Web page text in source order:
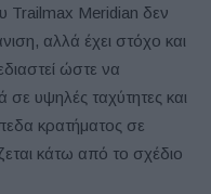
Trailmax Meridian δεν
αλλά έχει στόχο και
ώστε να
σε υψηλές ταχύτητες και
κρατήματος σε
κάτω από το σχέδιο